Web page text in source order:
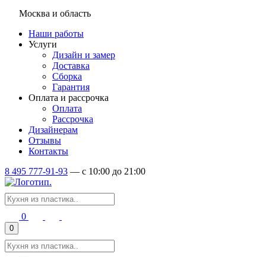
Москва и область
Наши работы
Услуги
Дизайн и замер
Доставка
Сборка
Гарантия
Оплата и рассрочка
Оплата
Рассрочка
Дизайнерам
Отзывы
Контакты
8 495 777-91-93 — c 10:00 до 21:00
0
0